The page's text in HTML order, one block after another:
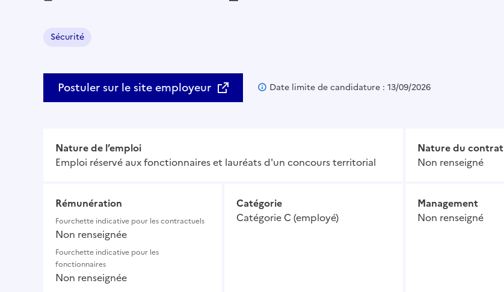
Sécurité
Postuler sur le site employeur Date limite de candidature : 13/09/2026
Nature de l’emploi
Emploi réservé aux fonctionnaires et lauréats d'un concours territorial
Nature du contrat
Non renseigné
Rémunération
Fourchette indicative pour les contractuels
Non renseignée
Fourchette indicative pour les
fonctionnaires
Non renseignée
Catégorie
Catégorie C (employé)
Management
Non renseigné